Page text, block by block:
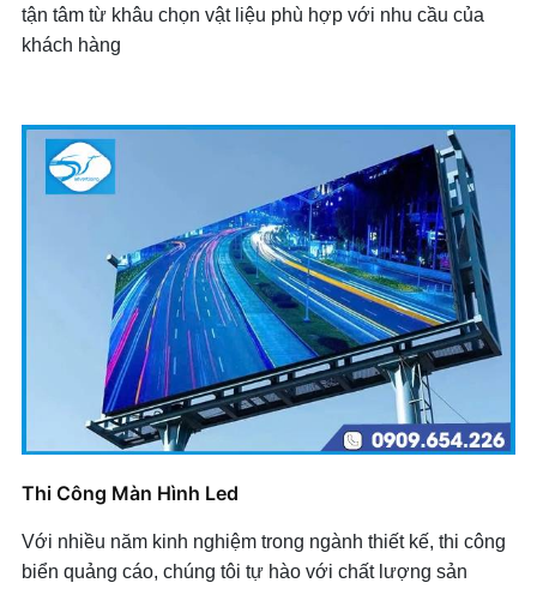
tận tâm từ khâu chọn vật liệu phù hợp với nhu cầu của
khách hàng
Thi Công Màn Hình Led
Với nhiều năm kinh nghiệm trong ngành thiết kế, thi công
biển quảng cáo, chúng tôi tự hào với chất lượng sản